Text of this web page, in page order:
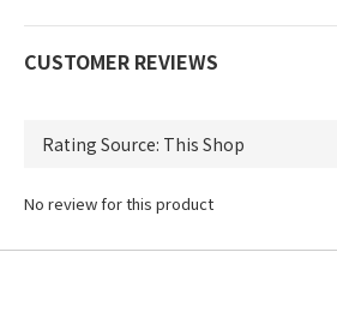
CUSTOMER REVIEWS
No review for this product